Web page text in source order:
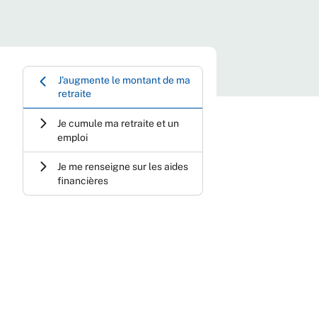
J'augmente le montant de ma
retraite
Je cumule ma retraite et un
emploi
Je me renseigne sur les aides
financières